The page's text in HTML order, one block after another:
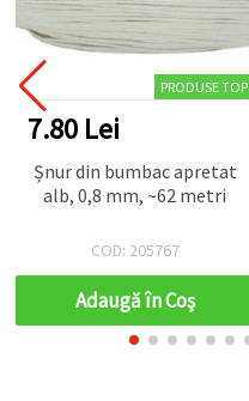
PRODUSE TOP
7.80 Lei
Șnur din bumbac apretat
alb, 0,8 mm, ~62 metri
COD: 205767
Adaugă în Coş